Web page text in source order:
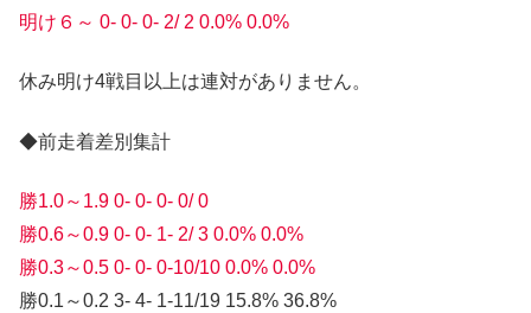
明け６～ 0- 0- 0- 2/ 2 0.0% 0.0%
休み明け4戦目以上は連対がありません。
◆前走着差別集計
勝1.0～1.9 0- 0- 0- 0/ 0
勝0.6～0.9 0- 0- 1- 2/ 3 0.0% 0.0%
勝0.3～0.5 0- 0- 0-10/10 0.0% 0.0%
勝0.1～0.2 3- 4- 1-11/19 15.8% 36.8%